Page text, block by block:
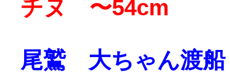
チヌ 〜54cm
尾鷲 大ちゃん渡船